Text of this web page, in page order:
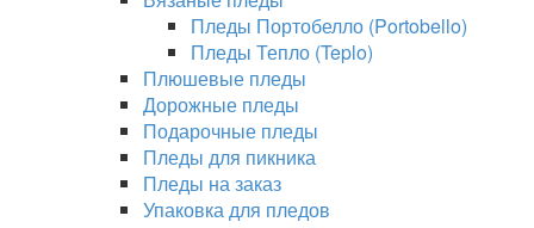
Пледы Портобелло (Portobello)
Пледы Тепло (Teplo)
Плюшевые пледы
Дорожные пледы
Подарочные пледы
Пледы для пикника
Пледы на заказ
Упаковка для пледов